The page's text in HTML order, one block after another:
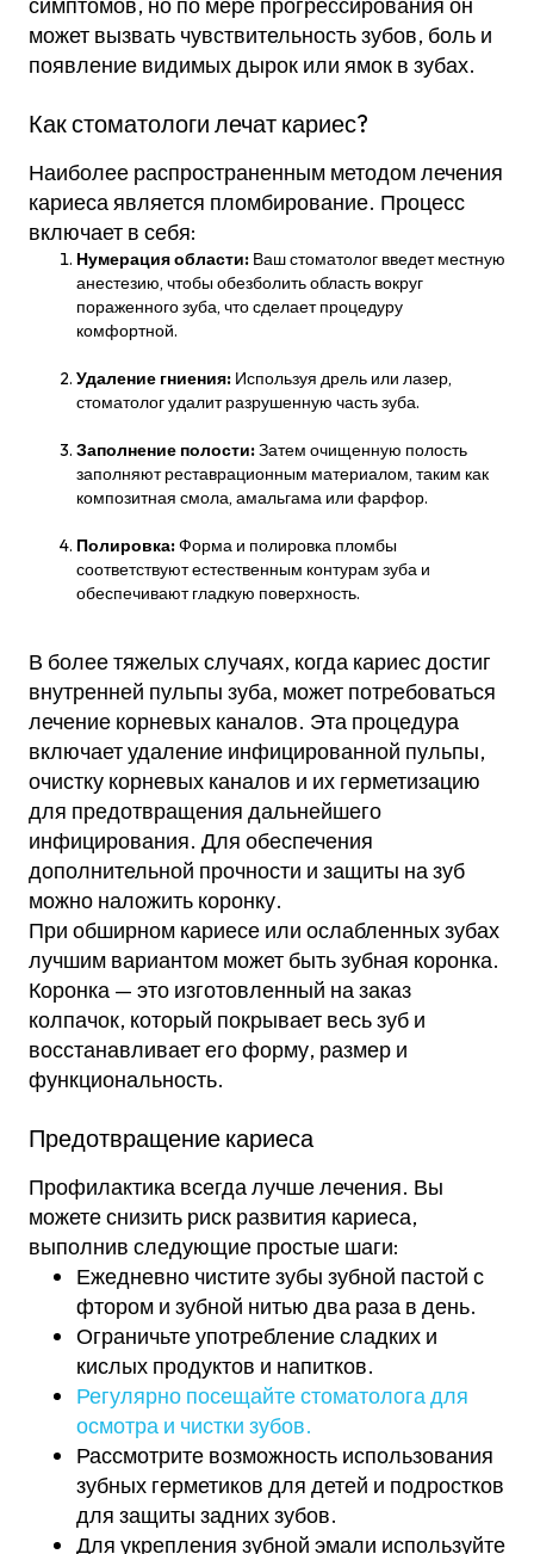
может вызвать чувствительность зубов, боль и
появление видимых дырок или ямок в зубах.
Как стоматологи лечат кариес?
Наиболее распространенным методом лечения
кариеса является пломбирование. Процесс
включает в себя:
Нумерация области: Ваш стоматолог введет местную
анестезию, чтобы обезболить область вокруг
пораженного зуба, что сделает процедуру
комфортной.
Удаление гниения: Используя дрель или лазер,
стоматолог удалит разрушенную часть зуба.
Заполнение полости:Затем очищенную полость
заполняют реставрационным материалом, таким как
композитная смола, амальгама или фарфор.
Полировка:Форма и полировка пломбы
соответствуют естественным контурам зуба и
обеспечивают гладкую поверхность.
В более тяжелых случаях, когда кариес достиг
внутренней пульпы зуба, может потребоваться
лечение корневых каналов. Эта процедура
включает удаление инфицированной пульпы,
очистку корневых каналов и их герметизацию
для предотвращения дальнейшего
инфицирования. Для обеспечения
дополнительной прочности и защиты на зуб
можно наложить коронку.
При обширном кариесе или ослабленных зубах
лучшим вариантом может быть зубная коронка.
Коронка — это изготовленный на заказ
колпачок, который покрывает весь зуб и
восстанавливает его форму, размер и
функциональность.
Предотвращение кариеса
Профилактика всегда лучше лечения. Вы
можете снизить риск развития кариеса,
выполнив следующие простые шаги:
Ежедневно чистите зубы зубной пастой с
фтором и зубной нитью два раза в день.
Ограничьте употребление сладких и
кислых продуктов и напитков.
Регулярно посещайте стоматолога для
осмотра и чистки зубов.
Рассмотрите возможность использования
зубных герметиков для детей и подростков
для защиты задних зубов.
Для укрепления зубной эмали используйте